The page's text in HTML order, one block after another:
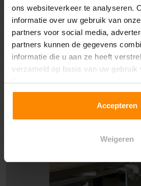
ons websiteverkeer te analyseren.
informatie over uw gebruik van
partners voor social media,
partners kunnen de gegevens
informatie die u aan ze heeft
verzameld op basis van uw gebruik
Druk op de knop om te accepteren!
Accepteren
Weigeren